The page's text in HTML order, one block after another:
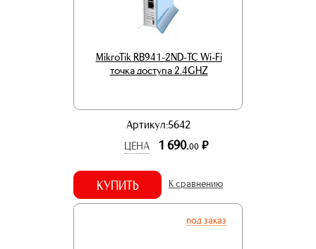
MikroTik RB941-2ND-TC Wi-Fi
точка доступа 2.4GHZ
Артикул:5642
ЦЕНА
1 690.00 р.
КУПИТЬ К сравнению
под заказ